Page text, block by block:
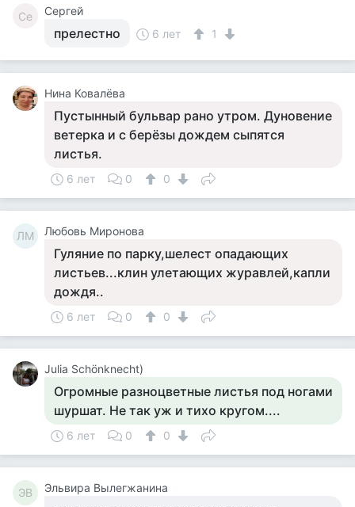
Се Сергей
прелестно 6 лет 1
Нина Ковалёва
Пустынный бульвар рано утром. Дуновение
ветерка и с берёзы дождем сыпятся
листья.
6 лет 0 0
ЛМ Любовь Миронова
Гуляние по парку,шелест опадающих
листьев...клин улетающих журавлей,капли
дождя..
6 лет 0 0
Julia Schönknecht)
Огромные разноцветные листья под ногами
шуршат. Не так уж и тихо кругом....
6 лет 0 0
ЭВ Эльвира Вылегжанина